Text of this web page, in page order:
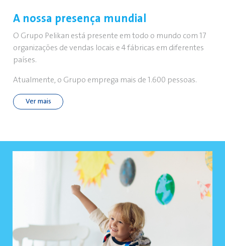
A nossa presença mundial
O Grupo Pelikan está presente em todo o mundo com 17
organizações de vendas locais e 4 fábricas em diferentes
países.
Atualmente, o Grupo emprega mais de 1.600 pessoas.
Ver mais